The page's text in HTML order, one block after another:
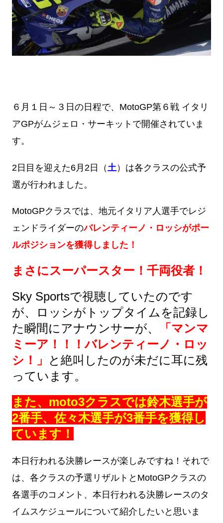
６月１日～３日の日程で、MotoGP第６戦 イタリ
アGPがムジェロ・サーキットで開催されていま
す。
2日目を迎えた6月2日（ 土）は各クラスの公式予
選が行われました。
MotoGPクラスでは、地元イタリア人選手でレジ
ェンドライダーのバレンティーノ・ロッシがポー
ルポジションを獲得しました！
まさにスーパースター！千両役者！
Sky Sportsで視聴していたのです
が、ロッシがトップタイムを記録し
た瞬間にアナウンサーが、
「マンマ
ミーア！！！バレンティーノ・ロッ
シ！」
と絶叫したのが未だに耳に残
っています。
また、moto3クラスでは鈴木選手が
2番手、佐々木選手が3番手を獲得し
ています！
本日行われる決勝レースが楽しみですね！ それで
は、各クラスの予選リザルトとMotoGPクラスの
各選手のコメント、本日行われる決勝レースのタ
イムスケジュールについて紹介したいと思いま